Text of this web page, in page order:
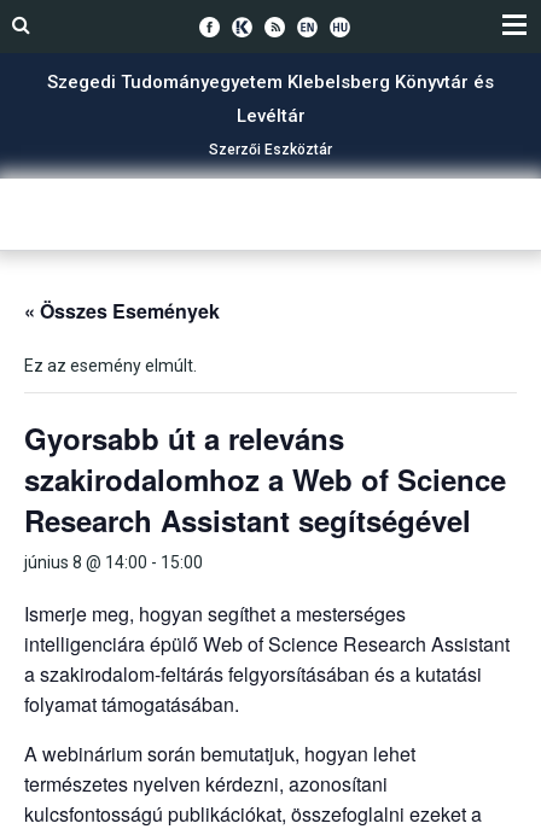
Szegedi Tudományegyetem Klebelsberg Könyvtár és
Levéltár
Szerzői Eszköztár
« Összes Események
Ez az esemény elmúlt.
Gyorsabb út a releváns
szakirodalomhoz a Web of Science
Research Assistant segítségével
június 8 @ 14:00 - 15:00
Ismerje meg, hogyan segíthet a mesterséges
intelligenciára épülő Web of Science Research Assistant
a szakirodalom-feltárás felgyorsításában és a kutatási
folyamat támogatásában.
A webinárium során bemutatjuk, hogyan lehet
természetes nyelven kérdezni, azonosítani
kulcsfontosságú publikációkat, összefoglalni ezeket a